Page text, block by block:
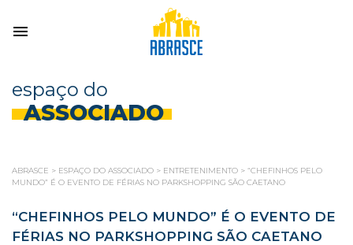
espaço do
ASSOCIADO
ABRASCE > ESPAÇO DO ASSOCIADO > ENTRETENIMENTO > “CHEFINHOS PELO
MUNDO” É O EVENTO DE FÉRIAS NO PARKSHOPPING SÃO CAETANO
“CHEFINHOS PELO MUNDO” É O EVENTO DE
FÉRIAS NO PARKSHOPPING SÃO CAETANO